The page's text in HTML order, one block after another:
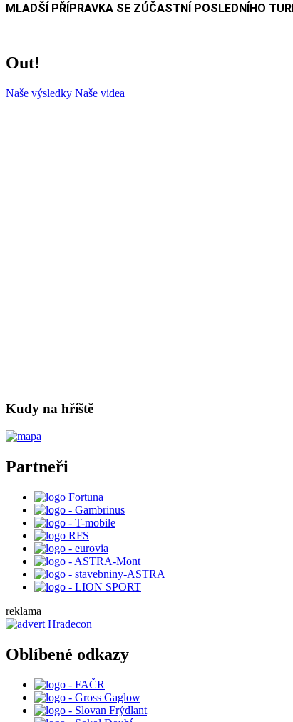
MLADŠÍ PŘÍPRAVKA SE ZÚČASTNÍ POSLEDNÍHO
Out!
Naše výsledky Naše videa
Kudy na hříště
Partneři
reklama
Oblíbené odkazy